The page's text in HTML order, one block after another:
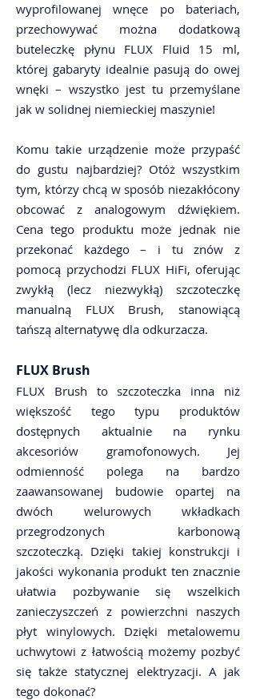
wyprofilowanej wnęce po bateriach,
przechowywać można dodatkową
buteleczkę płynu FLUX Fluid 15 ml,
której gabaryty idealnie pasują do owej
wnęki – wszystko jest tu przemyślane
jak w solidnej niemieckiej maszynie!
Komu takie urządzenie może przypaść
do gustu najbardziej? Otóż wszystkim
tym, którzy chcą w sposób niezakłócony
obcować z analogowym dźwiękiem.
Cena tego produktu może jednak nie
przekonać każdego – i tu znów z
pomocą przychodzi FLUX HiFi, oferując
zwykłą (lecz niezwykłą) szczoteczkę
manualną FLUX Brush, stanowiącą
tańszą alternatywę dla odkurzacza.
FLUX Brush
FLUX Brush to szczoteczka inna niż
większość tego typu produktów
dostępnych aktualnie na rynku
akcesoriów gramofonowych. Jej
odmienność polega na bardzo
zaawansowanej budowie opartej na
dwóch welurowych wkładkach
przegrodzonych karbonową
szczoteczką. Dzięki takiej konstrukcji i
jakości wykonania produkt ten znacznie
ułatwia pozbywanie się wszelkich
zanieczyszczeń z powierzchni naszych
płyt winylowych. Dzięki metalowemu
uchwytowi z łatwością możemy pozbyć
się także statycznej elektryzacji. A jak
tego dokonać?